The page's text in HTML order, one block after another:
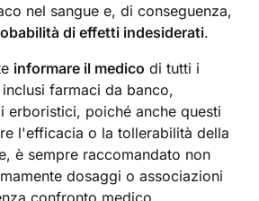
nel sangue e, di conseguenza,
di effetti indesiderati.
informare il medico di tutti i
farmaci da banco,
erboristici, poiché anche questi
l'efficacia o la tollerabilità della
è sempre raccomandato non
dosaggi o associazioni
confronto medico.